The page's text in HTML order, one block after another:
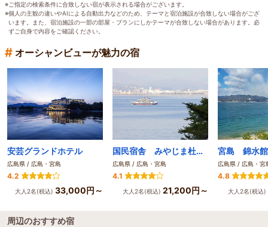
※ご指定の検索条件に合致しない宿が表示される場合がございます。
※個人の主観の違いやAIによる自動出力などのため、テーマと宿泊施設が合致しない場合がござ
います。また、宿泊施設の一部の部屋・プランにしかテーマが合致しない場合があります。必
ずご自身で内容をご確認ください。
# オーシャンビューが魅力の宿
安芸グランドホテル
広島県 / 広島・宮島
4.2
大人2名(税込) 33,000円～
国民宿舎 みやじま杜の宿
広島県 / 広島・宮島
4.1
大人2名(税込) 21,200円～
広島県 / 広島・宮
4.8
大人2名(税込)
周辺のおすすめ宿